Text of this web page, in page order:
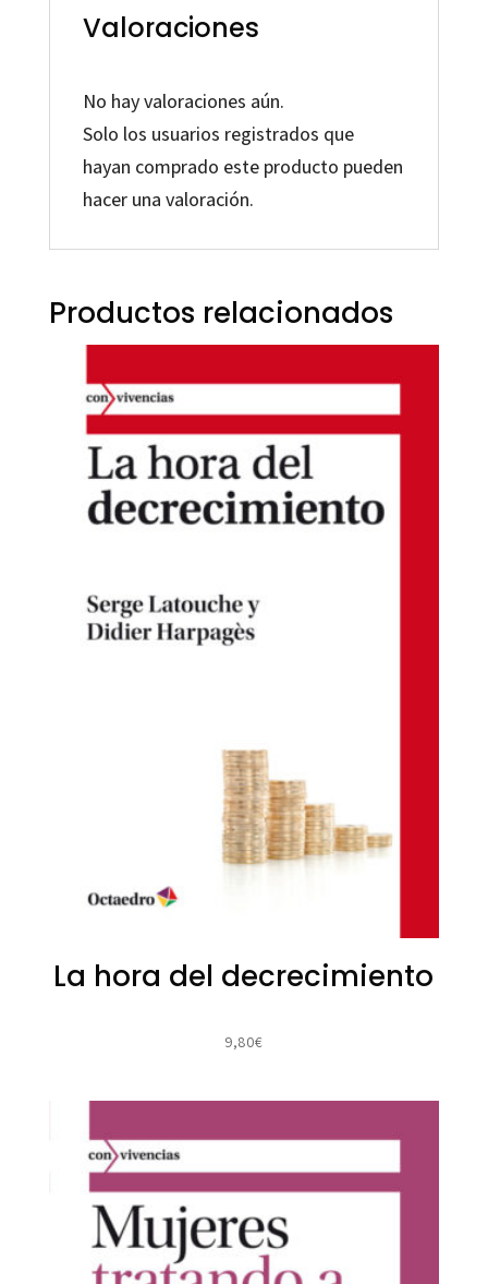
Valoraciones
No hay valoraciones aún.
Solo los usuarios registrados que
hayan comprado este producto pueden
hacer una valoración.
Productos relacionados
La hora del decrecimiento
9,80€